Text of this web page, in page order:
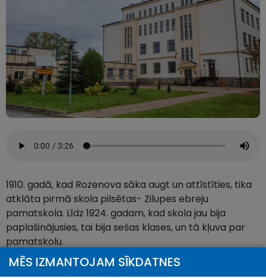
1910. gadā, kad Rozenova sāka augt un attīstīties, tika
atklāta pirmā skola pilsētas- Zilupes ebreju
pamatskola. Līdz 1924. gadam, kad skola jau bija
paplašinājusies, tai bija sešas klases, un tā kļuva par
pamatskolu.
Arhitekts Indriķis Blankenburgs izstrādāja projektu, un
1927. gadā tika uzcelta skaista četrstāvu valsts
MĒS IZMANTOJAM SĪKDATNES